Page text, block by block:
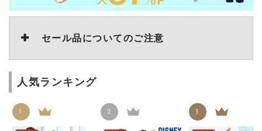
セール品についてのご注意
人気ランキング
1 2 3